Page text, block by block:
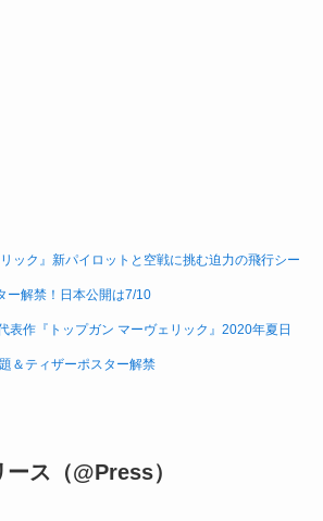
ック』新パイロットと空戦に挑む迫力の飛行シー
ー解禁！日本公開は7/10
表作『トップガン マーヴェリック』2020年夏日
＆ティザーポスター解禁
ス（@Press）